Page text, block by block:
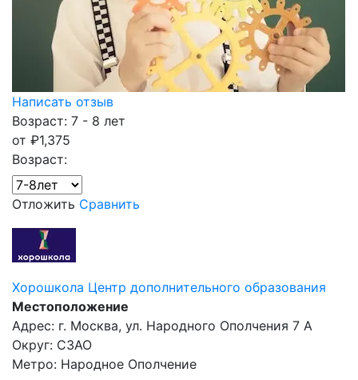
Написать отзыв
Возраст: 7 - 8 лет
от ₽1,375
Возраст:
Отложить Сравнить
Хорошкола Центр дополнительного образования
Местоположение
Адрес: г. Москва, ул. Народного Ополчения 7 А
Округ: СЗАО
Метро: Народное Ополчение